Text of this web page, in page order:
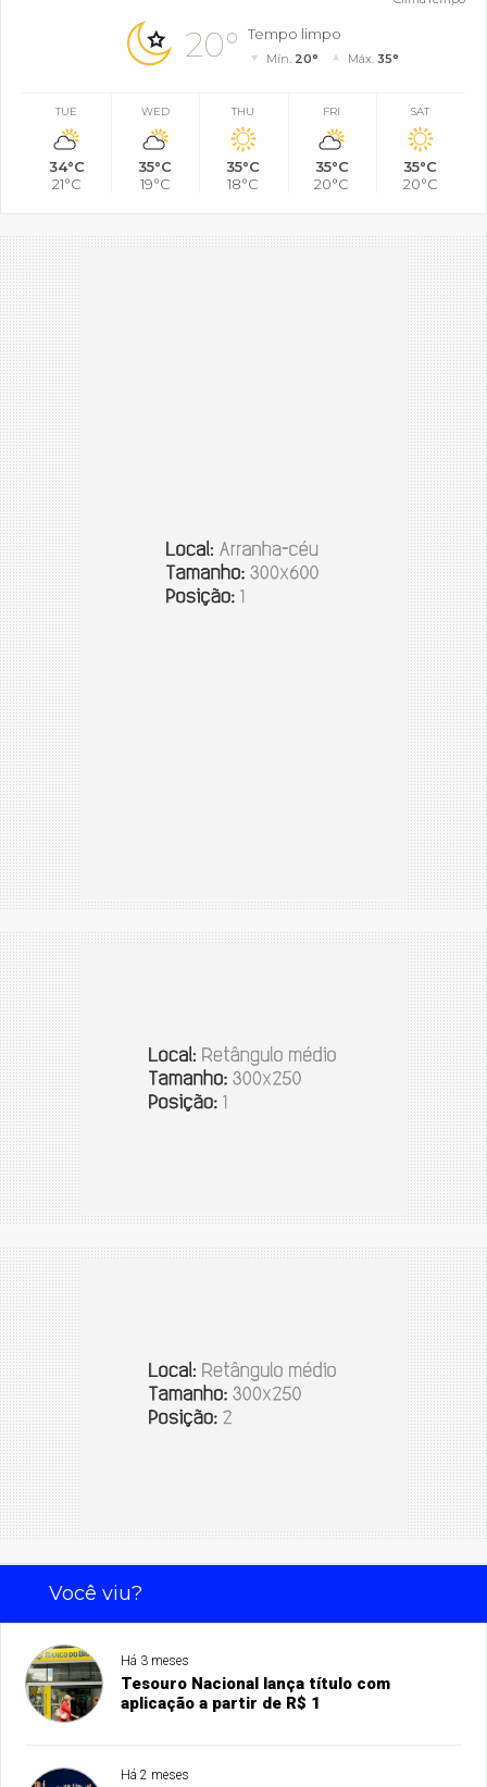
20° Tempo limpo
Mín. 20° Máx. 35°
TUE
34°C
21°C
WED
35°C
19°C
THU
35°C
18°C
FRI
35°C
20°C
SAT
35°C
20°C
Você viu?
Há 3 meses
Tesouro Nacional lança título com
aplicação a partir de R$ 1
Há 2 meses